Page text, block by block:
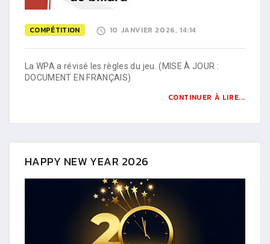
COMPÉTITION 10 JANVIER 2026, 14:14
La WPA a révisé les règles du jeu. (MISE À JOUR :
DOCUMENT EN FRANÇAIS)
CONTINUER À LIRE...
HAPPY NEW YEAR 2026